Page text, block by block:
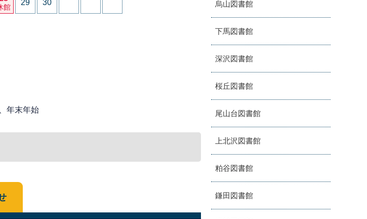
館
29 30
年末年始
烏山図書館
下馬図書館
深沢図書館
桜丘図書館
尾山台図書館
上北沢図書館
粕谷図書館
鎌田図書館